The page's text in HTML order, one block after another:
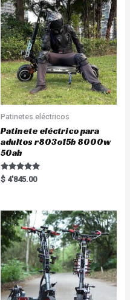
Patinetes eléctricos
Patinete eléctrico para
adultos r803o15b 8000w
50ah
Rated
5.00
$ 4'845.00